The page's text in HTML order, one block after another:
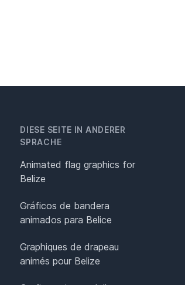
DIESE SEITE IN ANDERER
SPRACHE
Animated flag graphics for
Belize
Gráficos de bandera
animados para Belice
Graphiques de drapeau
animés pour Belize